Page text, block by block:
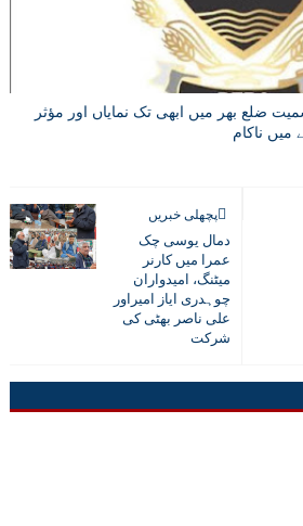
ضلع بھر میں ابھی تک نمایاں اور مؤثر
میں ناکام
پچھلی خبریں
دمال یوسی چک
عمرا میں کارنر
میٹنگ، امیدواران
چوہدری ایاز امیراور
علی ناصر بھٹی کی
شرکت